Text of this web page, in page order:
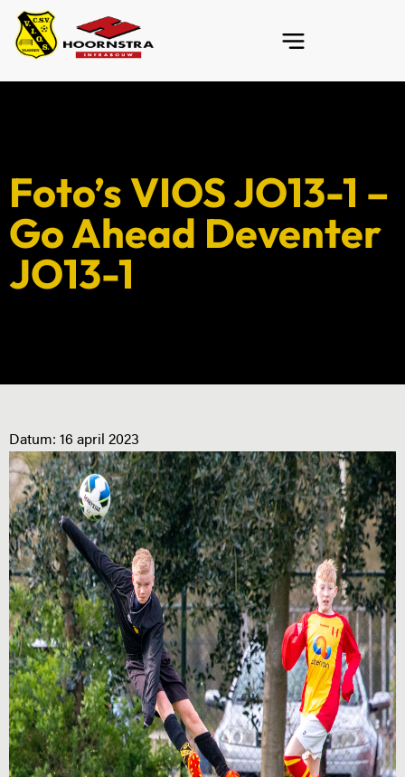
Foto’s VIOS JO13-1 –
Go Ahead Deventer
JO13-1
Datum: 16 april 2023